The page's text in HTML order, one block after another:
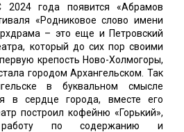
2024 года появится «Абрамов
«Родниковое слово имени
– это еще и Петровский
который до сих пор своими
крепость Ново-Холмогоры,
городом Архангельском. Так
в буквальном смысле
в сердце города, вместе его
построил кофейню «Горький»,
по содержанию и